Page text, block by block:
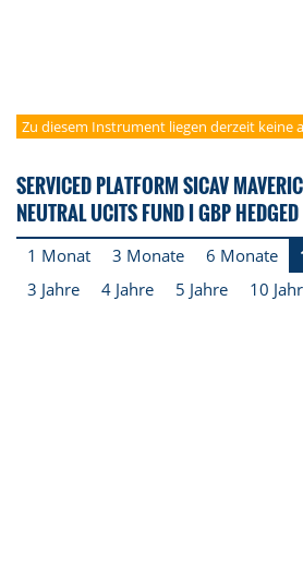
Zu diesem Instrument liegen derzeit keine
SERVICED PLATFORM SICAV
NEUTRAL UCITS FUND I GBP
1 Monat 3 Monate 6 Monate
3 Jahre
4 Jahre 5 Jahre 10